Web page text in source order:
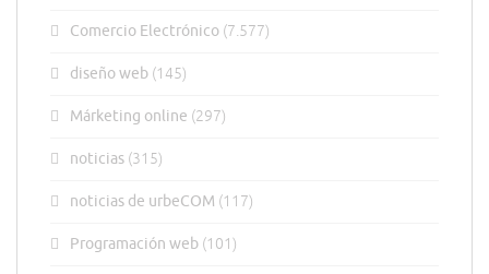
Comercio Electrónico (7.577)
diseño web (145)
Márketing online (297)
noticias (315)
noticias de urbeCOM (117)
Programación web (101)